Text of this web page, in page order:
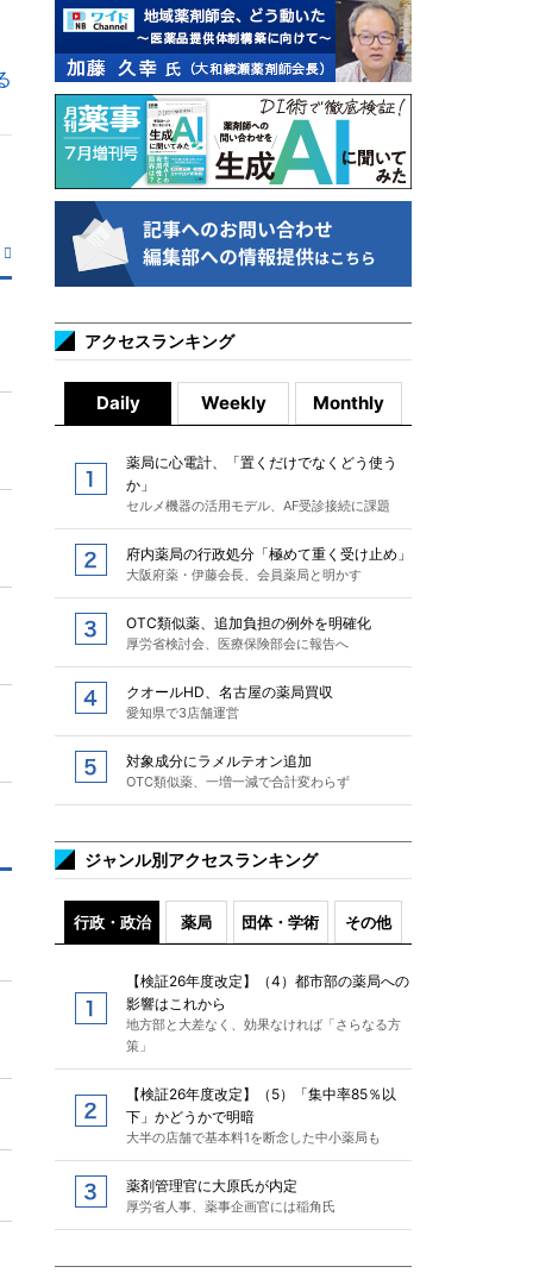
アクセスランキング
Daily Weekly Monthly
薬局に心電計、「置くだけでなくどう使う
か」
セルメ機器の活用モデル、AF受診接続に課題
府内薬局の行政処分「極めて重く受け止め」
大阪府薬・伊藤会長、会員薬局と明かす
OTC類似薬、追加負担の例外を明確化
厚労省検討会、医療保険部会に報告へ
クオールHD、名古屋の薬局買収
愛知県で3店舗運営
対象成分にラメルテオン追加
OTC類似薬、一増一減で合計変わらず
ジャンル別アクセスランキング
行政・政治 薬局 団体・学術 その他
【検証26年度改定】（4）都市部の薬局への
影響はこれから
地方部と大差なく、効果なければ「さらなる方
策」
【検証26年度改定】（5）「集中率85％以
下」かどうかで明暗
大半の店舗で基本料1を断念した中小薬局も
薬剤管理官に大原氏が内定
厚労省人事、薬事企画官には稲角氏